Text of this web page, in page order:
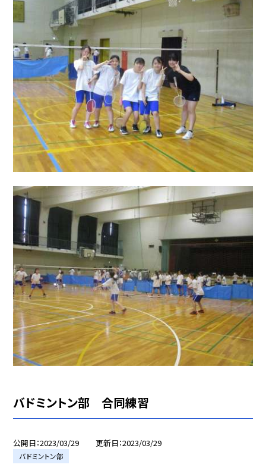
バドミントン部 合同練習
公開日 2023/03/29 更新日 2023/03/29
バドミントン部